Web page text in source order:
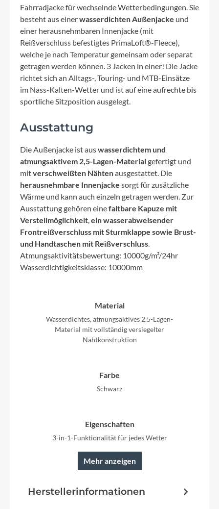
Fahrradjacke für wechselnde Wetterbedingungen. Sie
besteht aus einerwasserdichten Außenjacke und
einer herausnehmbaren Innenjacke (mit
Reißverschluss befestigtes PrimaLoft®-Fleece),
welche je nach Temperatur gemeinsam oder separat
getragen werden können. 3 Jacken in einer! Die Jacke
richtet sich an Alltags-, Touring- und MTB-Einsätze
im Nass-Kalten-Wetter und ist auf eine aufrechte bis
sportliche Sitzposition ausgelegt.
Ausstattung
Die Außenjacke ist auswasserdichtem und
atmungsaktivem 2,5-Lagen-Materialgefertigt und
mitverschweißten Nähtenausgestattet. Die
herausnehmbare Innenjacke sorgt für zusätzliche
Wärme und kann auch einzeln getragen werden. Zur
Ausstattung gehören einefaltbare Kapuze mit
Verstellmöglichkeit,ein wasserabweisender
Frontreißverschluss mit Sturmklappe sowie Brust-
und Handtaschen mit Reißverschluss.
Atmungsaktivitätsbewertung: 10000g/m²/24hr
Wasserdichtigkeitsklasse: 10000mm
Material
Wasserdichtes, atmungsaktives 2,5-Lagen-
Material mit vollständig versiegelter
Nahtkonstruktion
Farbe
Schwarz
Eigenschaften
3-in-1-Funktionalität für jedes Wetter
Mehr anzeigen
Herstellerinformationen